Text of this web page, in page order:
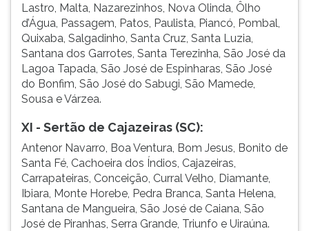
Lastro, Malta, Nazarezinhos, Nova Olinda, Ôlho
d’Água, Passagem, Patos, Paulista, Piancó, Pombal,
Quixaba, Salgadinho, Santa Cruz, Santa Luzia,
Santana dos Garrotes, Santa Terezinha, São José da
Lagoa Tapada, São José de Espinharas, São José
do Bonfim, São José do Sabugi, São Mamede,
Sousa e Várzea.
XI - Sertão de Cajazeiras (SC):
Antenor Navarro, Boa Ventura, Bom Jesus, Bonito de
Santa Fé, Cachoeira dos Índios, Cajazeiras,
Carrapateiras, Conceição, Curral Velho, Diamante,
Ibiara, Monte Horebe, Pedra Branca, Santa Helena,
Santana de Mangueira, São José de Caiana, São
José de Piranhas, Serra Grande, Triunfo e Uiraúna.